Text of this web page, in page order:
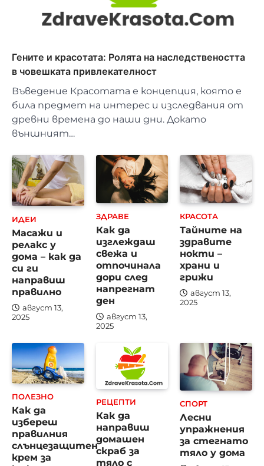
Гените и красотата: Ролята на наследствеността
в човешката привлекателност
Въведение Красотата е концепция, която е
била предмет на интерес и изследвания от
древни времена до наши дни. Докато
външният…
ИДЕИ
Масажи и
релакс у
дома – как да
си ги
направиш
правилно
август 13,
2025
ЗДРАВЕ
Как да
изглеждаш
свежа и
отпочинала
дори след
напрегнат
ден
август 13,
2025
КРАСОТА
Тайните на
здравите
нокти –
храни и
грижи
август 13,
2025
ПОЛЕЗНО
Как да
избереш
правилния
слънцезащитен
крем за
РЕЦЕПТИ
Как да
направиш
домашен
скраб за
тяло с
СПОРТ
Лесни
упражнения
за стегнато
тяло у дома